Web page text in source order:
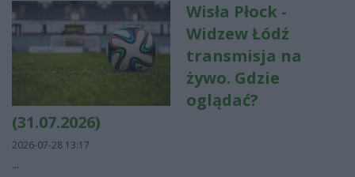
Wisła Płock -
Widzew Łódź
transmisja na
żywo. Gdzie
oglądać?
(31.07.2026)
2026-07-28 13:17
...